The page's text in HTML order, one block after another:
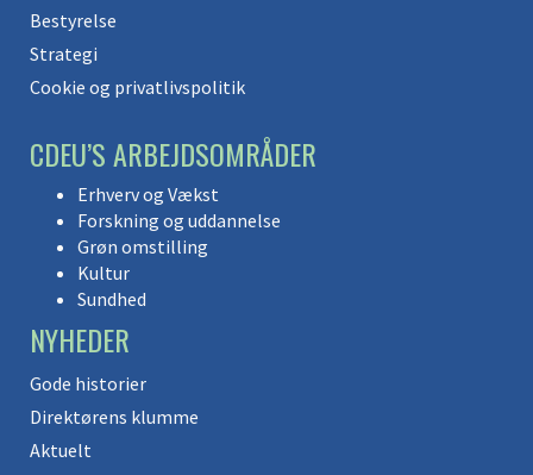
Bestyrelse
Strategi
Cookie og privatlivspolitik
CDEU’S ARBEJDSOMRÅDER
Erhverv og Vækst
Forskning og uddannelse
Grøn omstilling
Kultur
Sundhed
NYHEDER
Gode historier
Direktørens klumme
Aktuelt